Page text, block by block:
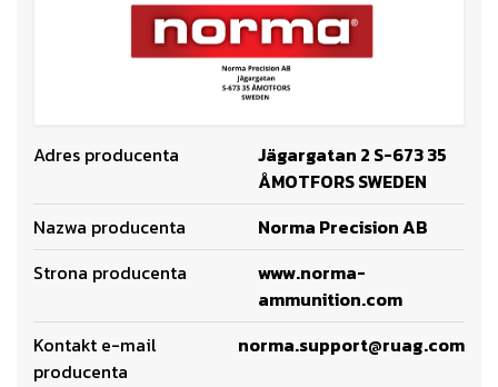
Adres producenta
Jägargatan 2 S-673 35
ÅMOTFORS SWEDEN
Nazwa producenta
Norma Precision AB
Strona producenta
www.norma-
ammunition.com
Kontakt e-mail
producenta
norma.support@ruag.com